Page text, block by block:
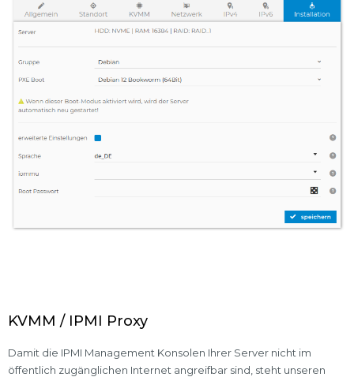
KVMM / IPMI Proxy
Damit die IPMI Management Konsolen Ihrer Server nicht im
öffentlich zugänglichen Internet angreifbar sind, steht unseren